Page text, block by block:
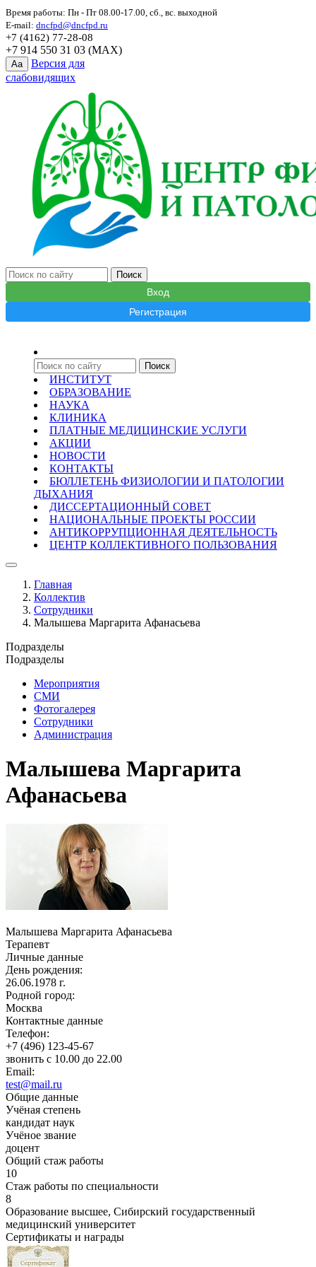
Время работы: Пн - Пт 08.00-17.00, сб., вс. выходной
E-mail: dncfpd@dncfpd.ru
+7 (4162) 77-28-08
+7 914 550 31 03 (MAX)
Aa
Версия для
слабовидящих
Вход
Регистрация
ИНСТИТУТ
ОБРАЗОВАНИЕ
НАУКА
КЛИНИКА
ПЛАТНЫЕ МЕДИЦИНСКИЕ УСЛУГИ
АКЦИИ
НОВОСТИ
КОНТАКТЫ
БЮЛЛЕТЕНЬ ФИЗИОЛОГИИ И ПАТОЛОГИИ
ДЫХАНИЯ
ДИССЕРТАЦИОННЫЙ СОВЕТ
НАЦИОНАЛЬНЫЕ ПРОЕКТЫ РОССИИ
АНТИКОРРУПЦИОННАЯ ДЕЯТЕЛЬНОСТЬ
ЦЕНТР КОЛЛЕКТИВНОГО ПОЛЬЗОВАНИЯ
Главная
Коллектив
Сотрудники
Малышева Маргарита Афанасьева
Подразделы
Подразделы
Мероприятия
СМИ
Фотогалерея
Сотрудники
Администрация
Малышева Маргарита
Афанасьева
Малышева Маргарита Афанасьева
Терапевт
Личные данные
День рождения:
26.06.1978 г.
Родной город:
Москва
Контактные данные
Телефон:
+7 (496) 123-45-67
звонить с 10.00 до 22.00
Email:
test@mail.ru
Общие данные
Учёная степень
кандидат наук
Учёное звание
доцент
Общий стаж работы
10
Стаж работы по специальности
8
Образование высшее, Сибирский государственный
медицинский университет
Сертификаты и награды